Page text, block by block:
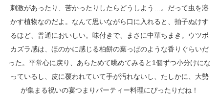
刺激があったり、苦かったりしたらどうしよう…。だって虫を溶
かす植物なのだよ。なんて思いながら口に入れると、拍子ぬけす
るほど、普通においしい。味付きで、まさに中華ちまき。ウツボ
カズラ感は、ほのかに感じる柏餅の葉っぱのような香りぐらいだ
った。平常心に戻り、あらためて眺めてみると1個ずつ小分けにな
っているし、皮に覆われていて手が汚れないし、たしかに、大勢
が集まる祝いの宴つまりパーティー料理にぴったりだね！